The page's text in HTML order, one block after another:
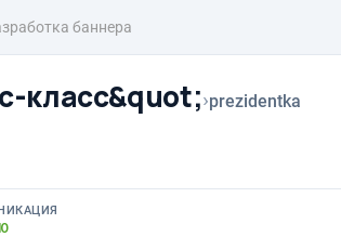
баннера
класс&quot;›prezidentka